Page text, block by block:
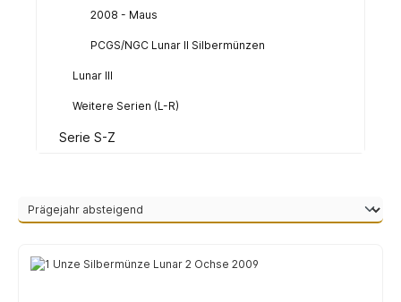
2008 - Maus
PCGS/NGC Lunar II Silbermünzen
Lunar III
Weitere Serien (L-R)
Serie S-Z